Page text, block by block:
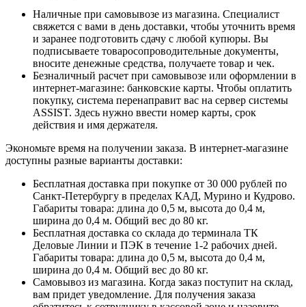
Наличные при самовывозе из магазина. Специалист
свяжется с вами в день доставки, чтобы уточнить время
и заранее подготовить сдачу с любой купюры. Вы
подписываете товаросопроводительные документы,
вносите денежные средства, получаете товар и чек.
Безналичный расчет при самовывозе или оформлении в
интернет-магазине: банковские карты. Чтобы оплатить
покупку, система перенаправит вас на сервер системы
ASSIST. Здесь нужно ввести номер карты, срок
действия и имя держателя.
Экономьте время на получении заказа. В интернет-магазине
доступны разные варианты доставки:
Бесплатная доставка при покупке от 30 000 рублей по
Санкт-Петербургу в пределах КАД, Мурино и Кудрово.
Габариты товара: длина до 0,5 м, высота до 0,4 м,
ширина до 0,4 м. Общий вес до 80 кг.
Бесплатная доставка со склада до терминала ТК
Деловые Линии и ПЭК в течение 1-2 рабочих дней.
Габариты товара: длина до 0,5 м, высота до 0,4 м,
ширина до 0,4 м. Общий вес до 80 кг.
Самовывоз из магазина. Когда заказ поступит на склад,
вам придет уведомление. Для получения заказа